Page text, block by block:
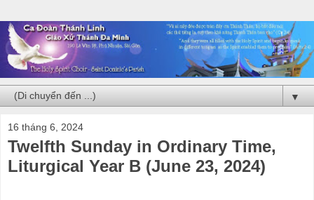
▼
16 tháng 6, 2024
Twelfth Sunday in Ordinary Time,
Liturgical Year B (June 23, 2024)